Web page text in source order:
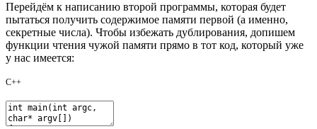
Перейдём к написанию второй программы, которая будет
пытаться получить содержимое памяти первой (а именно,
секретные числа). Чтобы избежать дублирования, допишем
функции чтения чужой памяти прямо в тот код, который уже
у нас имеется:
C++